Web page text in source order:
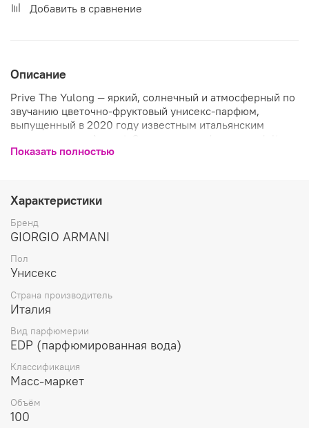
Добавить в сравнение
Описание
Prive The Yulong — яркий, солнечный и атмосферный по
звучанию цветочно-фруктовый унисекс-парфюм,
выпущенный в 2020 году известным итальянским
Masse ароматическая композиция построена на
ольфакторное путешествие по горам Юлонг китайской
провинции Юньнань, которые известны своими
чайными плантациями. В верхнем аккорде парфюм
взрывается цитрусовой свежестью сладкого
горьковато-цитрусовыми оттенками кардамона. В
сердце композиции черный чай привносит дымные
грани, зеленый чай демонстрирует почти древесный
запах, идеально сочетаясь с пьянящими цветочными
нотами жасмина и апельсинового цвета, рождая аккорд
свежести и жизненной энергии. Дымно-цветочные ноты
центрального аккорда растворяются в мягких влажно-
ириса и чуть смолистых акцентах янтаря.
Показать полностью
Характеристики
Бренд
GIORGIO ARMANI
Пол
Унисекс
Страна производитель
Италия
Вид парфюмерии
EDP (парфюмированная вода)
Классификация
Масс-маркет
Объём
100